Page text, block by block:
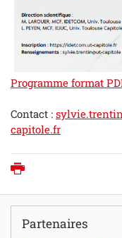
Programme format
Contact :
capitole.fr
Partenaires